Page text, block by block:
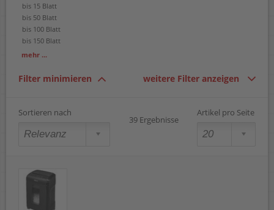
bis 15 Blatt
bis 50 Blatt
bis 100 Blatt
bis 150 Blatt
bis 200 Blatt
bis 400 Blatt
mehr ...
Filter minimieren weitere Filter anzeigen
Sortieren nach
39 Ergebnisse
Artikel pro Seite